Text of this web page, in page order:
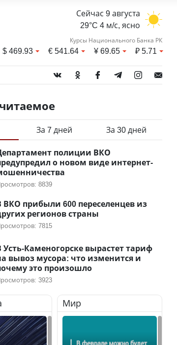
Сейчас 9 августа
29°C 4 м/с, ясно
Курсы Национального Банка РК
$469.93 €541.64 ¥69.65 ₽5.71
За 7 дней За 30 дней
полиции ВКО
о новом виде интернет-
8839
ВКО прибыли 600 переселенцев из
регионов страны
7815
Усть-Каменогорске вырастет тариф
вывоз мусора: что изменится и
это произошло
3923
Мир